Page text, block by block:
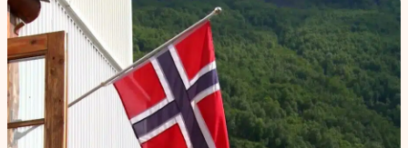
Akcijų rinka
Saulės elektrinės
Kriptovaliutos
Infliacija
Migracija
Indėliai
Indėlių skaičiuoklė
Būsto finansai
Įdomios naujienos